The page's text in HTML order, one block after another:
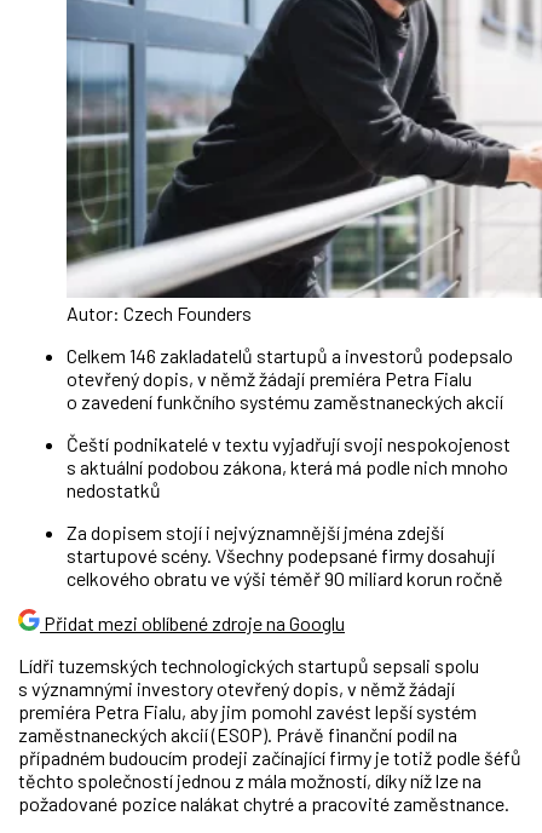
Autor: Czech Founders
Celkem 146 zakladatelů startupů a investorů podepsalo
otevřený dopis, v němž žádají premiéra Petra Fialu
o zavedení funkčního systému zaměstnaneckých akcií
Čeští podnikatelé v textu vyjadřují svoji nespokojenost
s aktuální podobou zákona, která má podle nich mnoho
nedostatků
Za dopisem stojí i nejvýznamnější jména zdejší
startupové scény. Všechny podepsané firmy dosahují
celkového obratu ve výši téměř 90 miliard korun ročně
Přidat mezi oblíbené zdroje na Googlu
Lídři tuzemských technologických startupů sepsali spolu
s významnými investory otevřený dopis, v němž žádají
premiéra Petra Fialu, aby jim pomohl zavést lepší systém
zaměstnaneckých akcií (ESOP). Právě finanční podíl na
případném budoucím prodeji začínající firmy je totiž podle šéfů
těchto společností jednou z mála možností, díky níž lze na
požadované pozice nalákat chytré a pracovité zaměstnance.